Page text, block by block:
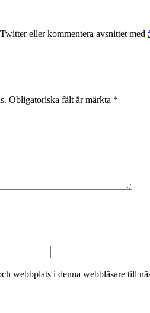
eller kommentera avsnittet med
Obligatoriska fält är märkta *
webbplats i denna webbläsare till